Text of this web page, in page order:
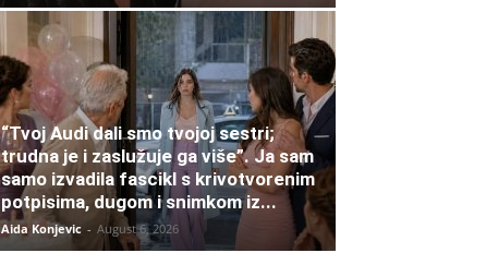
“Tvoj Audi dali smo tvojoj sestri;
trudna je i zaslužuje ga više”. Ja sam
samo izvadila fascikl s krivotvorenim
potpisima, dugom i snimkom iz...
Aida Konjevic - August 6, 2026